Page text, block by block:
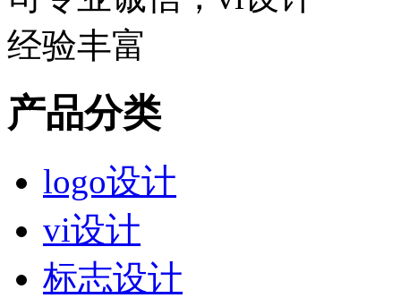
产品分类
logo设计
vi设计
标志设计